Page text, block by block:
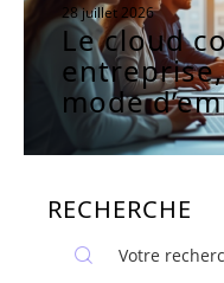
28 juillet 2026
Le cloud
mode
RECHERCHE